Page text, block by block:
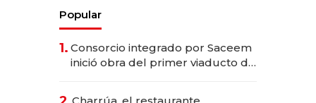
Popular
1. Consorcio integrado por Saceem
inició obra del primer viaducto de